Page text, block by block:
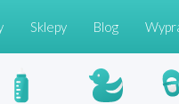
Sklepy Blog